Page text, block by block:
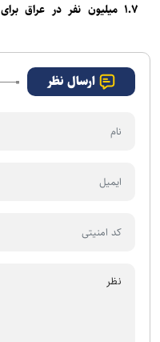
۱.۷ میلیون نفر در عراق برای
ارسال نظر